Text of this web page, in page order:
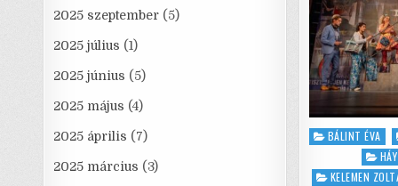
Posted
BÁLINT ÉVA
KELEMEN
2025 szeptember (5)
2025 július (1)
2025 június (5)
2025 május (4)
2025 április (7)
2025 március (3)